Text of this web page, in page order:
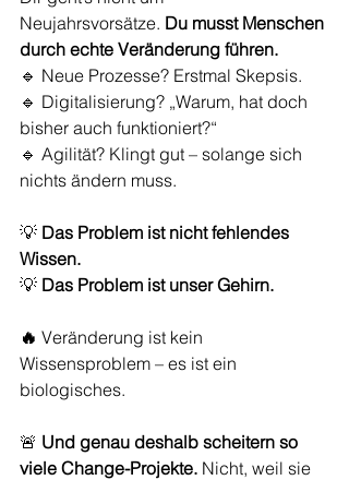
Neujahrsvorsätze. Du musst Menschen
durch echte Veränderung führen.
🔹 Neue Prozesse? Erstmal Skepsis.
🔹 Digitalisierung? „Warum, hat doch
bisher auch funktioniert?“
🔹 Agilität? Klingt gut – solange sich
nichts ändern muss.
💡 Das Problem ist nicht fehlendes
Wissen.
💡 Das Problem ist unser Gehirn.
🔥 Veränderung ist kein
Wissensproblem – es ist ein
biologisches.
🚨 Und genau deshalb scheitern so
viele Change-Projekte. Nicht, weil sie